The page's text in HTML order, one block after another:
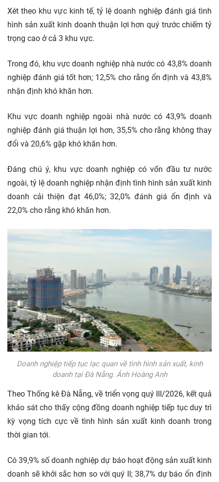
Xét theo khu vực kinh tế, tỷ lệ doanh nghiệp đánh giá tình
hình sản xuất kinh doanh thuận lợi hơn quý trước chiếm tỷ
trọng cao ở cả 3 khu vực.
Trong đó, khu vực doanh nghiệp nhà nước có 43,8% doanh
nghiệp đánh giá tốt hơn; 12,5% cho rằng ổn định và 43,8%
nhận định khó khăn hơn.
Khu vực doanh nghiệp ngoài nhà nước có 43,9% doanh
nghiệp đánh giá thuận lợi hơn, 35,5% cho rằng không thay
đổi và 20,6% gặp khó khăn hơn.
Đáng chú ý, khu vực doanh nghiệp có vốn đầu tư nước
ngoài, tỷ lệ doanh nghiệp nhận định tình hình sản xuất kinh
doanh cải thiện đạt 46,0%; 32,0% đánh giá ổn định và
22,0% cho rằng khó khăn hơn.
Doanh nghiệp tiếp tục lạc quan về tình hình sản xuất, kinh
doanh tại Đà Nẵng. Ảnh Hoàng Anh
Theo Thống kê Đà Nẵng, về triển vọng quý III/2026, kết quả
khảo sát cho thấy cộng đồng doanh nghiệp tiếp tục duy trì
kỳ vọng tích cực về tình hình sản xuất kinh doanh trong
thời gian tới.
Có 39,9% số doanh nghiệp dự báo hoạt động sản xuất kinh
doanh sẽ khởi sắc hơn so với quý II; 38,7% dự báo ổn định